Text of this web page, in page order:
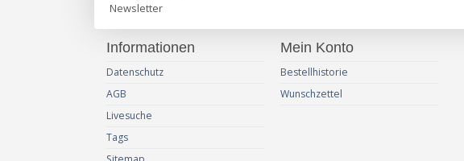
Newsletter
Informationen
Datenschutz
AGB
Livesuche
Tags
Mein Konto
Bestellhistorie
Wunschzettel